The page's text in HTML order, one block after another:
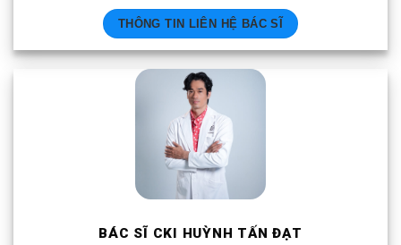
THÔNG TIN LIÊN HỆ BÁC SĨ
BÁC SĨ CKI HUỲNH TẤN ĐẠT